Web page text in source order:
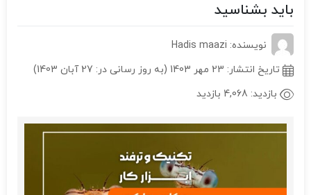
باید بشناسید
نویسنده: Hadis maazi
تاریخ انتشار: 23 مهر 1403 (به روز رسانی در: 27 آبان 1403)
بازدید: 4,068 بازدید